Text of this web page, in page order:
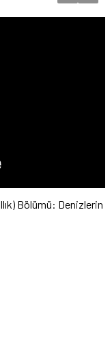
Bölümü: Denizlerin